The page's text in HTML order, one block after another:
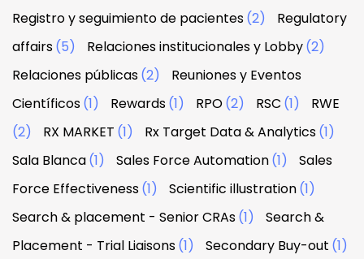
Registro y seguimiento de pacientes(2)
Regulatory
affairs(5) Relaciones institucionales y Lobby(2)
Relaciones públicas(2)
Reuniones y Eventos
Científicos(1) Rewards(1) RPO(2) RSC (1)
RWE
(2)
RX MARKET (1) Rx Target Data & Analytics(1)
Sala Blanca(1) Sales Force Automation(1)
Sales
Force Effectiveness(1) Scientific illustration(1)
Search & placement - Senior CRAs(1)
Search &
Placement - Trial Liaisons(1) Secondary Buy-out (1)